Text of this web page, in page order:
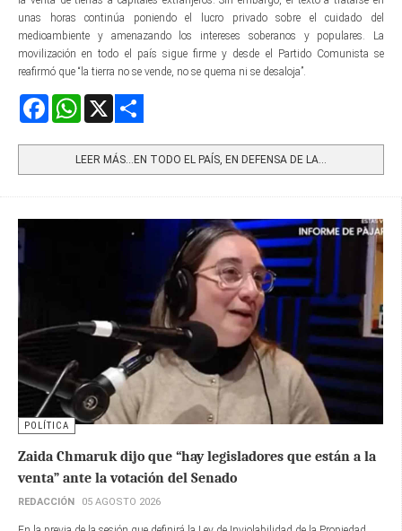
unas horas continúa poniendo el lucro privado sobre el cuidado del
medioambiente y amenazando los intereses soberanos y populares. La
movilización en todo el país sigue firme y desde el Partido Comunista se
reafirmó que “la tierra no se vende, no se quema ni se desaloja”.
FacebookWhatsApp
LEER MÁS…EN TODO EL PAÍS, EN DEFENSA DE LA...
POLÍTICA
Zaida Chmaruk dijo que “hay legisladores que están a la
venta” ante la votación del Senado
REDACCIÓN 05 AGOSTO 2026